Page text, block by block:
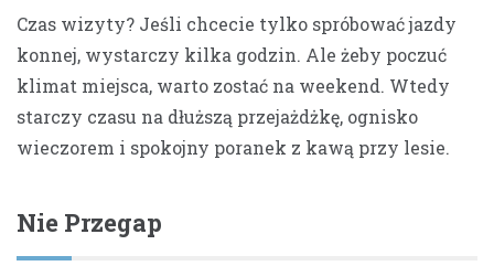
Czas wizyty? Jeśli chcecie tylko spróbować jazdy
konnej, wystarczy kilka godzin. Ale żeby poczuć
klimat miejsca, warto zostać na weekend. Wtedy
starczy czasu na dłuższą przejażdżkę, ognisko
wieczorem i spokojny poranek z kawą przy lesie.
Nie Przegap